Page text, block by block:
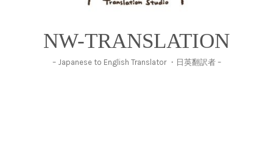
NW-TRANSLATION
– Japanese to English Translator ・日英翻訳者 –